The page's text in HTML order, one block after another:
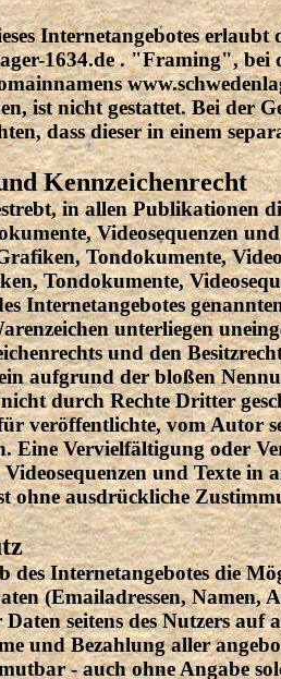
Internetangebotes erlaubt
1634.de . "Framing", bei
ist nicht gestattet. Bei der
dass dieser in einem
Kennzeichenrecht
in allen Publikationen
Videosequenzen
Tondokumente,
Tondokumente,
Internetangebotes
unterliegen
und den
aufgrund der bloßen
durch Rechte Dritter
veröffentlichte, vom Autor
Eine Vervielfältigung oder
und Texte in
ohne ausdrückliche
des Internetangebotes die
(Emailadressen, Namen,
Daten seitens des Nutzers
und Bezahlung aller
- auch ohne Angabe